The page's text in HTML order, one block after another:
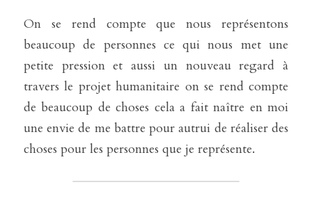
On se rend compte que nous représentons
beaucoup de personnes ce qui nous met une
petite pression et aussi un nouveau regard à
travers le projet humanitaire on se rend compte
de beaucoup de choses cela a fait naître en moi
une envie de me battre pour autrui de réaliser des
choses pour les personnes que je représente.